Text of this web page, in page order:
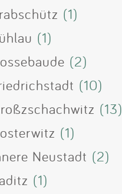
(1)
(1)
(2)
(10)
(13)
(1)
Neustadt (2)
(1)